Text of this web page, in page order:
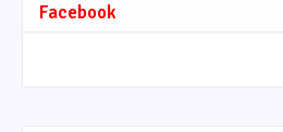
Facebook